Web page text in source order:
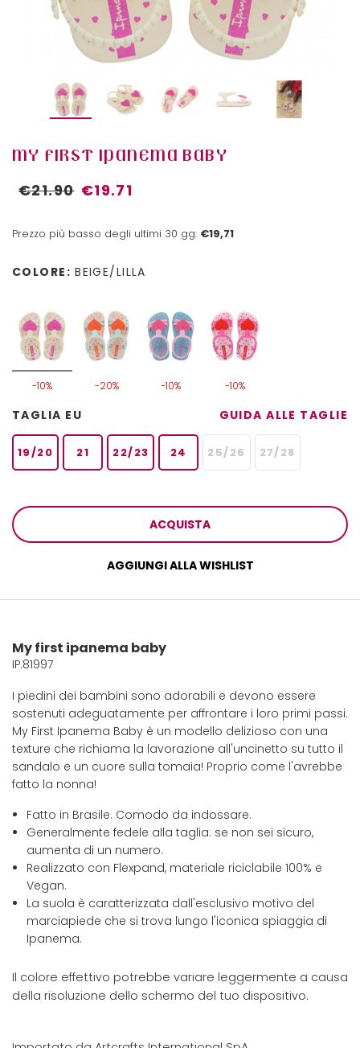
MY FIRST IPANEMA BABY
€21.90 €19.71
Prezzo più basso degli ultimi 30 gg: €19,71
COLORE: BEIGE/LILLA
-10% -20% -10% -10%
TAGLIA EU GUIDA ALLE TAGLIE
19/20 21 22/23 24 25/26 27/28
ACQUISTA
AGGIUNGI ALLA WISHLIST
My first ipanema baby
IP.81997
I piedini dei bambini sono adorabili e devono essere
sostenuti adeguatamente per affrontare i loro primi passi.
My First Ipanema Baby è un modello delizioso con una
texture che richiama la lavorazione all'uncinetto su tutto il
sandalo e un cuore sulla tomaia! Proprio come l'avrebbe
fatto la nonna!
Fatto in Brasile. Comodo da indossare.
Generalmente fedele alla taglia: se non sei sicuro,
aumenta di un numero.
Realizzato con Flexpand, materiale riciclabile 100% e
Vegan.
La suola è caratterizzata dall'esclusivo motivo del
marciapiede che si trova lungo l'iconica spiaggia di
Ipanema.
Il colore effettivo potrebbe variare leggermente a causa
della risoluzione dello schermo del tuo dispositivo.